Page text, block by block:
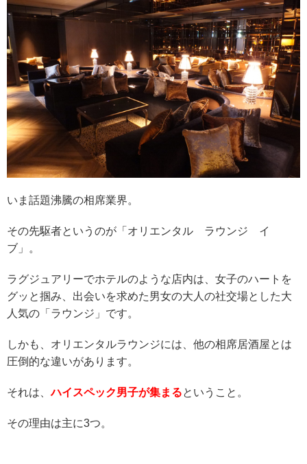
いま話題沸騰の相席業界。
その先駆者というのが「 オリエンタル ラウンジ イ
ブ」。
ラグジュアリーでホテルのような店内は、女子のハートを
グッと掴み、出会いを求めた男女の大人の社交場とした大
人気の「ラウンジ」です。
しかも、オリエンタルラウンジには、他の相席居酒屋とは
圧倒的な違いがあります。
それは、ハイスペック男子が集まるということ。
その理由は主に3つ。